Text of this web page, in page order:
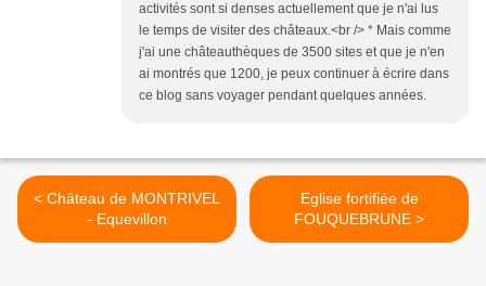
activités sont si denses actuellement que je n'ai lus
le temps de visiter des châteaux.<br /> * Mais comme
j'ai une châteauthèques de 3500 sites et que je n'en
ai montrés que 1200, je peux continuer à écrire dans
ce blog sans voyager pendant quelques années.
< Château de MONTRIVEL
- Equevillon
Eglise fortifiée de
FOUQUEBRUNE >